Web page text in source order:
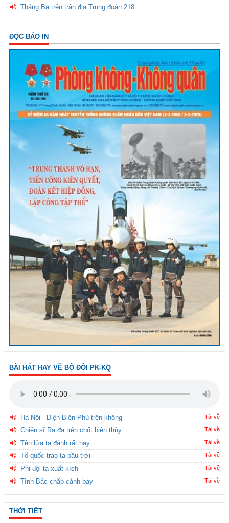
Tháng Ba trên trận địa Trung đoàn 218
ĐỌC BÁO IN
BÀI HÁT HAY VỀ BỘ ĐỘI PK-KQ
Hà Nội - Điện Biên Phủ trên không Tải về
Chiến sĩ Ra đa trên chốt biên thùy Tải về
Tên lửa ta đánh rất hay Tải về
Tổ quốc trao ta bầu trời Tải về
Phi đội ta xuất kích Tải về
Tình Bác chắp cánh bay Tải về
THỜI TIẾT